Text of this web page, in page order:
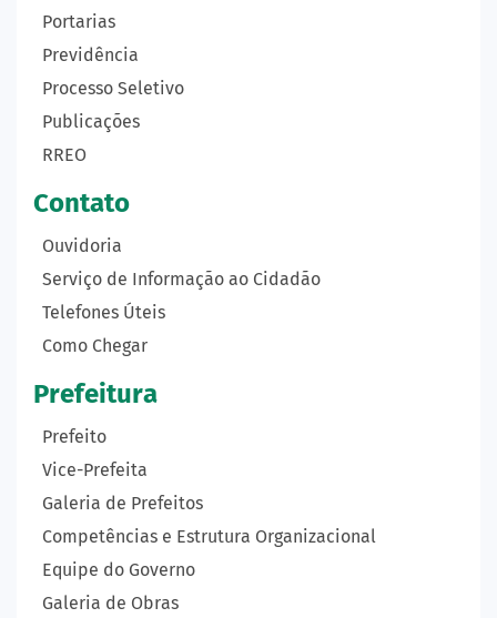
Portarias
Previdência
Processo Seletivo
Publicações
RREO
Contato
Ouvidoria
Serviço de Informação ao Cidadão
Telefones Úteis
Como Chegar
Prefeitura
Prefeito
Vice-Prefeita
Galeria de Prefeitos
Competências e Estrutura Organizacional
Equipe do Governo
Galeria de Obras